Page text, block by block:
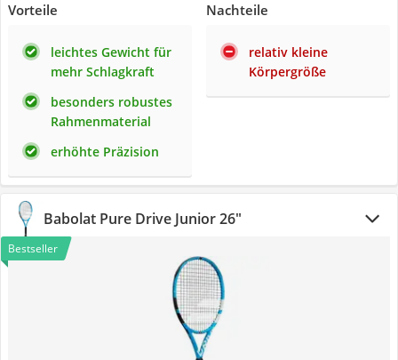
Vorteile
leichtes Gewicht für
mehr Schlagkraft
besonders robustes
Rahmenmaterial
erhöhte Präzision
Nachteile
relativ kleine
Körpergröße
Babolat Pure Drive Junior 26"
Bestseller